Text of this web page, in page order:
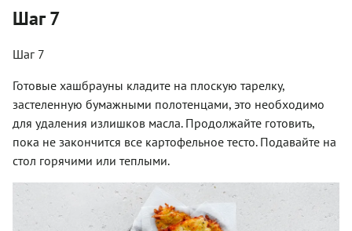
Шаг 7
Шаг 7
Готовые хашбрауны кладите на плоскую тарелку,
застеленную бумажными полотенцами, это необходимо
для удаления излишков масла. Продолжайте готовить,
пока не закончится все картофельное тесто. Подавайте на
стол горячими или теплыми.